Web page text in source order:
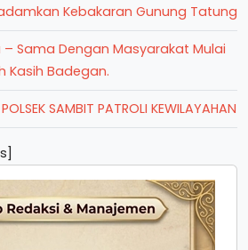
Kebakaran Gunung Tatung
– Sama Dengan Masyarakat Mulai
Kasih Badegan.
SAMBIT PATROLI KEWILAYAHAN